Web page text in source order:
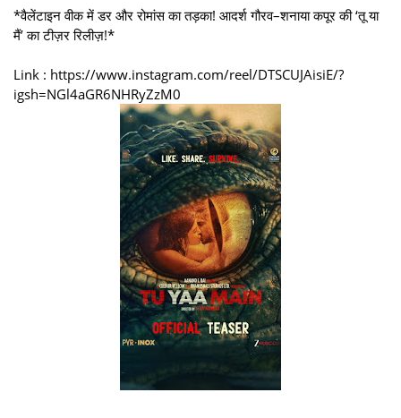
*वैलेंटाइन वीक में डर और रोमांस का तड़का! आदर्श गौरव–शनाया कपूर की ‘तू या
मैं’ का टीज़र रिलीज़!*
Link : https://www.instagram.com/reel/DTSCUJAisiE/?
igsh=NGl4aGR6NHRyZzM0